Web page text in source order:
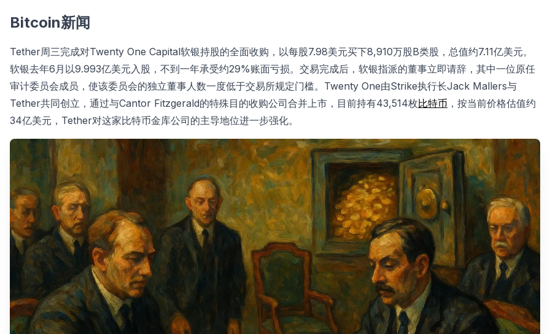
Bitcoin新闻
Tether周三完成对Twenty One Capital软银持股的全面收购，以每股7.98美元买下8,910万股B类股，总值约7.11亿美元。
软银去年6月以9.993亿美元入股，不到一年承受约29%账面亏损。交易完成后，软银指派的董事立即请辞，其中一位原任
审计委员会成员，使该委员会的独立董事人数一度低于交易所规定门槛。Twenty One由Strike执行长Jack Mallers与
Tether共同创立，通过与Cantor Fitzgerald的特殊目的收购公司合并上市，目前持有43,514枚比特币 ，按当前价格估值约
34亿美元，Tether对这家比特币金库公司的主导地位进一步强化。